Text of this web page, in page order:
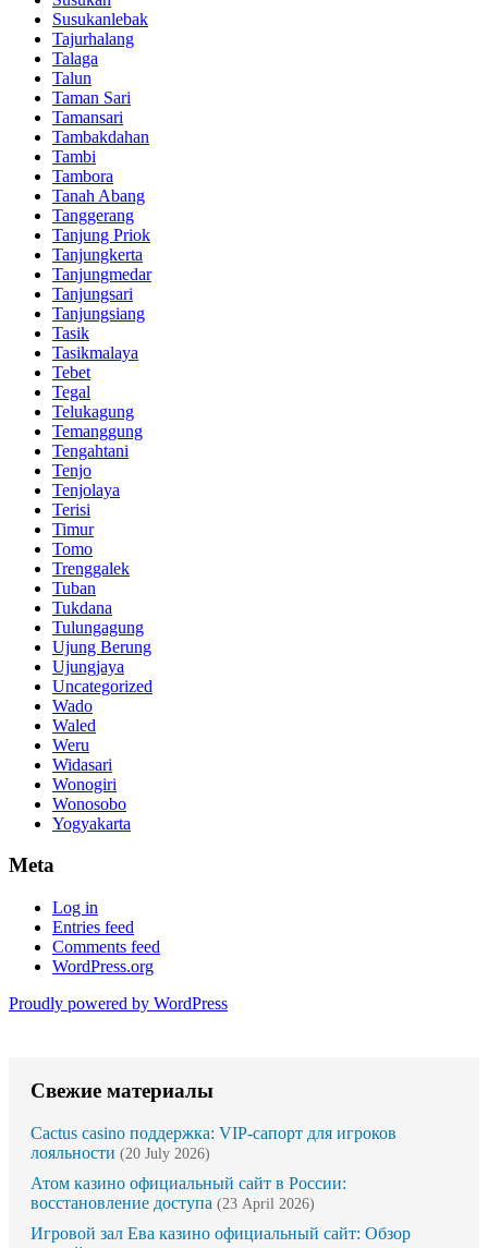
Susukanlebak
Tajurhalang
Talaga
Talun
Taman Sari
Tamansari
Tambakdahan
Tambi
Tambora
Tanah Abang
Tanggerang
Tanjung Priok
Tanjungkerta
Tanjungmedar
Tanjungsari
Tanjungsiang
Tasik
Tasikmalaya
Tebet
Tegal
Telukagung
Temanggung
Tengahtani
Tenjo
Tenjolaya
Terisi
Timur
Tomo
Trenggalek
Tuban
Tukdana
Tulungagung
Ujung Berung
Ujungjaya
Uncategorized
Wado
Waled
Weru
Widasari
Wonogiri
Wonosobo
Yogyakarta
Meta
Log in
Entries feed
Comments feed
WordPress.org
Proudly powered by WordPress
Свежие материалы
Cactus casino поддержка: VIP-сапорт для игроков
лояльности (20 July 2026)
Атом казино официальный сайт в России:
восстановление доступа (23 April 2026)
Игровой зал Ева казино официальный сайт: Обзор